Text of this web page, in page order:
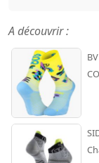
A découvrir :